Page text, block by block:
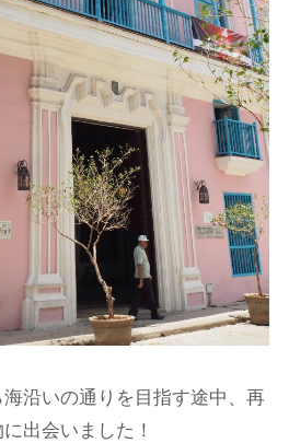
沿いの通りを目指す途中、再
出会いました！